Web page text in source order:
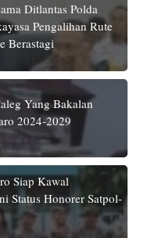
Ditlantas Polda
Pengalihan Rute
Berastagi
Yang Bakalan
2024-2029
Siap Kawal
Status Honorer Satpol-